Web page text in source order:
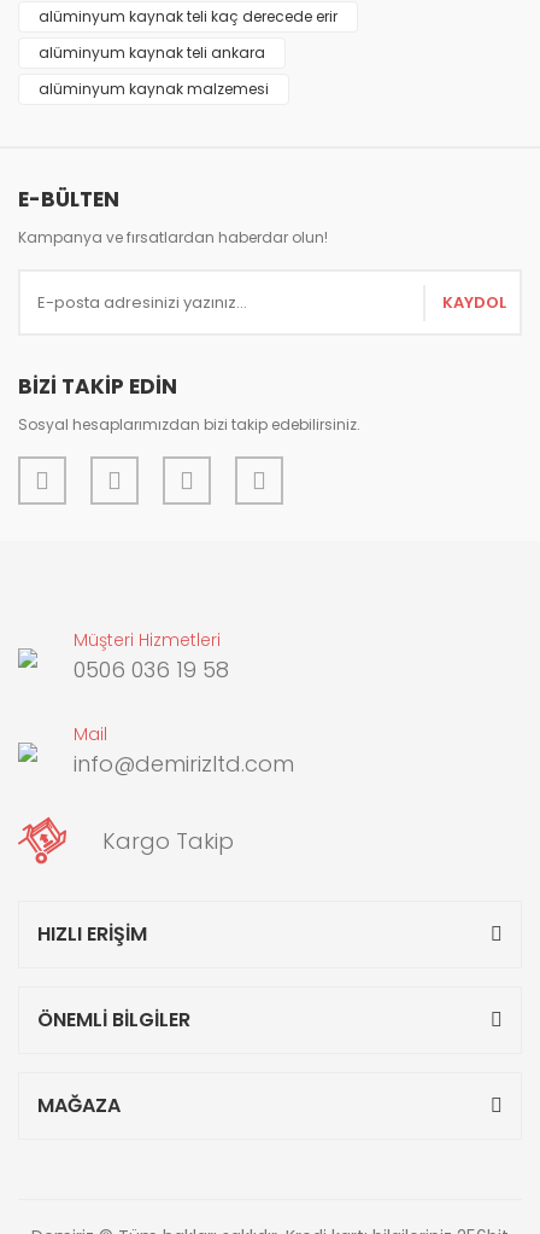
Ürün bilgilerinde hatalar bulunuyor.
Ürün fiyatı diğer sitelerden daha pahalı.
Bu ürüne benzer farklı alternatifler olmalı.
Gönder
alüminyum kaynak teli kaç derecede erir
alüminyum kaynak teli ankara
alüminyum kaynak malzemesi
E-BÜLTEN
Kampanya ve fırsatlardan haberdar olun!
KAYDOL
BİZİ TAKİP EDİN
Sosyal hesaplarımızdan bizi takip edebilirsiniz.
Müşteri Hizmetleri
0506 036 19 58
Mail
info@demirizltd.com
Kargo Takip
HIZLI ERİŞİM
ÖNEMLİ BİLGİLER
MAĞAZA